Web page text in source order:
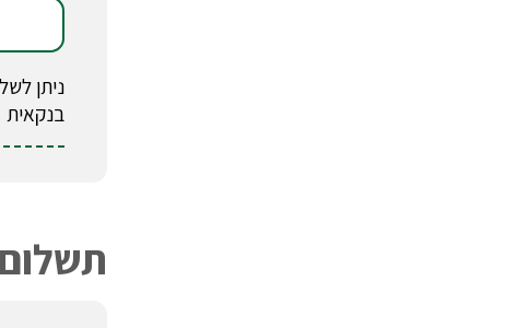
בנקאית